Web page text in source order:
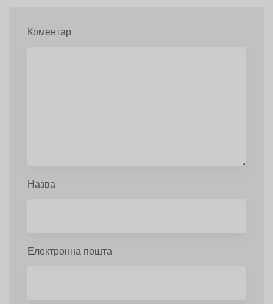
Коментар
Назва
Електронна пошта